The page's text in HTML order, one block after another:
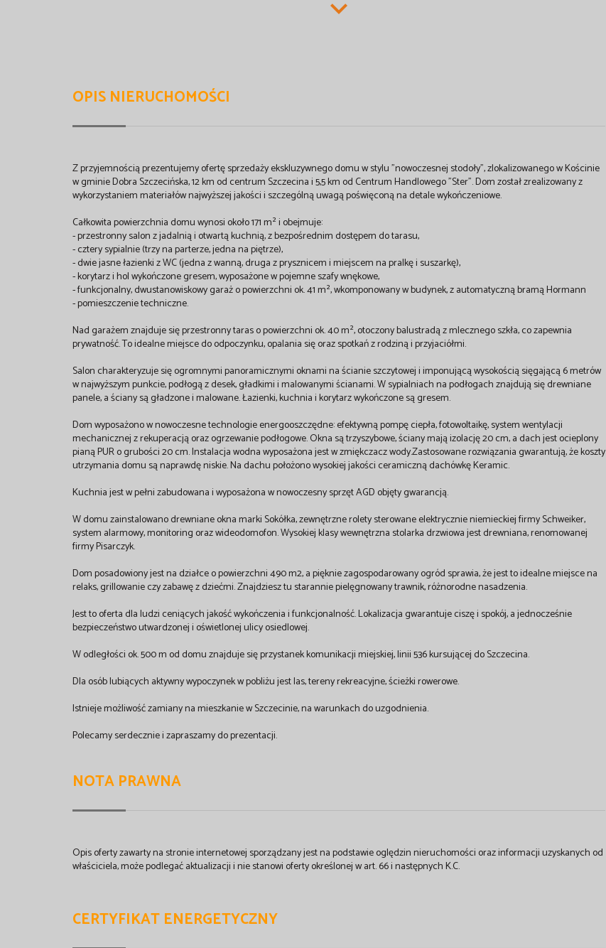
OPIS NIERUCHOMOŚCI
Z przyjemnością prezentujemy ofertę sprzedaży ekskluzywnego domu w stylu "nowoczesnej stodoły", zlokalizowanego w Kościnie
w gminie Dobra Szczecińska, 12 km od centrum Szczecina i 5,5 km od Centrum Handlowego "Ster". Dom został zrealizowany z
wykorzystaniem materiałów najwyższej jakości i szczególną uwagą poświęconą na detale wykończeniowe.
Całkowita powierzchnia domu wynosi około 171 m² i obejmuje:
- przestronny salon z jadalnią i otwartą kuchnią, z bezpośrednim dostępem do tarasu,
- cztery sypialnie (trzy na parterze, jedna na piętrze),
- dwie jasne łazienki z WC (jedna z wanną, druga z prysznicem i miejscem na pralkę i suszarkę),
- korytarz i hol wykończone gresem, wyposażone w pojemne szafy wnękowe,
- funkcjonalny, dwustanowiskowy garaż o powierzchni ok. 41 m², wkomponowany w budynek, z automatyczną bramą Hormann
- pomieszczenie techniczne.
Nad garażem znajduje się przestronny taras o powierzchni ok. 40 m², otoczony balustradą z mlecznego szkła, co zapewnia
prywatność. To idealne miejsce do odpoczynku, opalania się oraz spotkań z rodziną i przyjaciółmi.
Salon charakteryzuje się ogromnymi panoramicznymi oknami na ścianie szczytowej i imponującą wysokością sięgającą 6 metrów
w najwyższym punkcie, podłogą z desek, gładkimi i malowanymi ścianami. W sypialniach na podłogach znajdują się drewniane
panele, a ściany są gładzone i malowane. Łazienki, kuchnia i korytarz wykończone są gresem.
Dom wyposażono w nowoczesne technologie energooszczędne: efektywną pompę ciepła, fotowoltaikę, system wentylacji
mechanicznej z rekuperacją oraz ogrzewanie podłogowe. Okna są trzyszybowe, ściany mają izolację 20 cm, a dach jest ocieplony
pianą PUR o grubości 20 cm. Instalacja wodna wyposażona jest w zmiękczacz wody.Zastosowane rozwiązania gwarantują, że koszty
utrzymania domu są naprawdę niskie. Na dachu położono wysokiej jakości ceramiczną dachówkę Keramic.
Kuchnia jest w pełni zabudowana i wyposażona w nowoczesny sprzęt AGD objęty gwarancją.
W domu zainstalowano drewniane okna marki Sokółka, zewnętrzne rolety sterowane elektrycznie niemieckiej firmy Schweiker,
system alarmowy, monitoring oraz wideodomofon. Wysokiej klasy wewnętrzna stolarka drzwiowa jest drewniana, renomowanej
firmy Pisarczyk.
Dom posadowiony jest na działce o powierzchni 490 m2, a pięknie zagospodarowany ogród sprawia, że jest to idealne miejsce na
relaks, grillowanie czy zabawę z dziećmi. Znajdziesz tu starannie pielęgnowany trawnik, różnorodne nasadzenia.
Jest to oferta dla ludzi ceniących jakość wykończenia i funkcjonalność. Lokalizacja gwarantuje ciszę i spokój, a jednocześnie
bezpieczeństwo utwardzonej i oświetlonej ulicy osiedlowej.
W odległości ok. 500 m od domu znajduje się przystanek komunikacji miejskiej, linii 536 kursującej do Szczecina.
Dla osób lubiących aktywny wypoczynek w pobliżu jest las, tereny rekreacyjne, ścieżki rowerowe.
Istnieje możliwość zamiany na mieszkanie w Szczecinie, na warunkach do uzgodnienia.
Polecamy serdecznie i zapraszamy do prezentacji.
NOTA PRAWNA
Opis oferty zawarty na stronie internetowej sporządzany jest na podstawie oględzin nieruchomości oraz informacji uzyskanych od
właściciela, może podlegać aktualizacji i nie stanowi oferty określonej w art. 66 i następnych K.C.
CERTYFIKAT ENERGETYCZNY